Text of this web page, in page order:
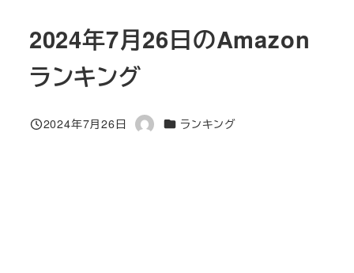
2024年7月26日のAmazon
ランキング
投稿日
2024年7月26日
著
カテゴリー
ランキング